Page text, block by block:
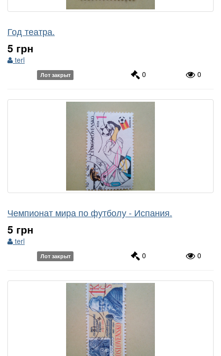
Год театра.
5 грн
terl
Лот закрыт 0 0
Чемпионат мира по футболу - Испания.
5 грн
terl
Лот закрыт 0 0